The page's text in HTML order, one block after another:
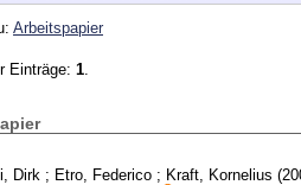
Arbeitspapier
Einträge: 1
Dirk ; Etro, Federico ; Kraft, Kornelius